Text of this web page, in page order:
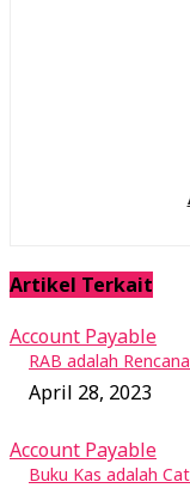
Artikel Terkait
Account Payable
RAB adalah
April 28, 2023
Account Payable
Buku Kas adalah